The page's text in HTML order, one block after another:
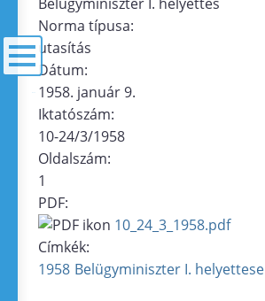
Norma típusa:
utasítás
Dátum:
1958. január 9.
Iktatószám:
10-24/3/1958
Oldalszám:
1
PDF:
10_24_3_1958.pdf
Címkék:
1958 Belügyminiszter I. helyettese